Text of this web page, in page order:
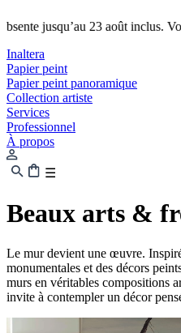
jusqu’au 23 août inclus. Vos
Inaltera
Papier peint
Papier peint panoramique
Collection artiste
Services
Professionnel
À propos
☰
Beaux arts &
Le mur devient une œuvre.
monumentales et des décors
murs en véritables compositions
invite à contempler un décor